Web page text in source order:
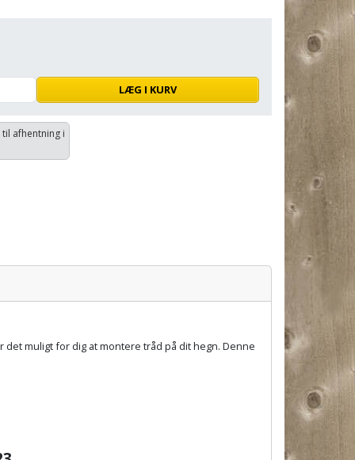
LÆG I KURV
afhentning i
muligt for dig at montere tråd på dit hegn. Denne